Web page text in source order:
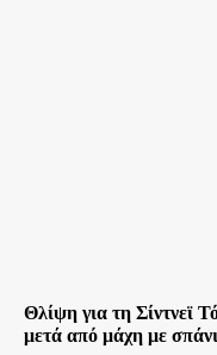
Θλίψη για τη Σίντνεϊ
μετά από μάχη με